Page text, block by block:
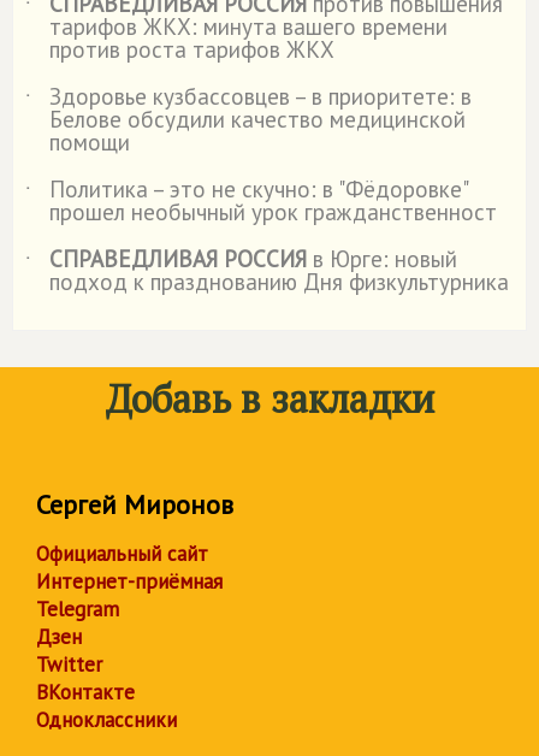
˙
тарифов ЖКХ: минута вашего времени
против роста тарифов ЖКХ
˙
Здоровье кузбассовцев – в приоритете: в
Белове обсудили качество медицинской
помощи
˙
Политика – это не скучно: в "Фёдоровке"
прошел необычный урок гражданственност
˙
СПРАВЕДЛИВАЯ РОССИЯ в Юрге: новый
подход к празднованию Дня физкультурника
Добавь в закладки
Сергей Миронов
Официальный сайт
Интернет-приёмная
Telegram
Дзен
Twitter
ВКонтакте
Одноклассники